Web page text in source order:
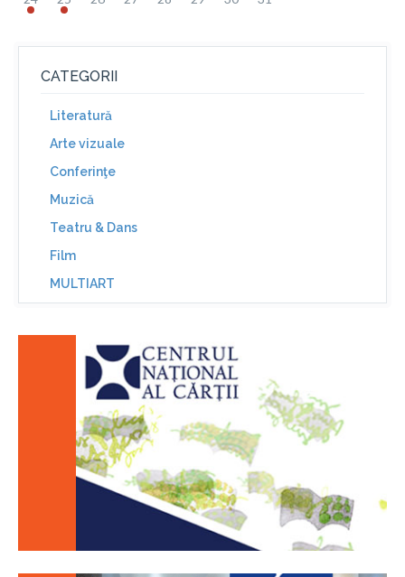
CATEGORII
Literatură
Arte vizuale
Conferinţe
Muzică
Teatru & Dans
Film
MULTIART